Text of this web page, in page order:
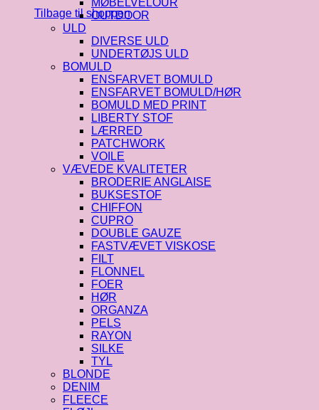
Tilbage til shoppen
MØBELVELOUR
OUTDOOR
ULD
DIVERSE ULD
UNDERTØJS ULD
BOMULD
ENSFARVET BOMULD
ENSFARVET BOMULD/HØR
BOMULD MED PRINT
LIBERTY STOF
LÆRRED
PATCHWORK
VOILE
VÆVEDE KVALITETER
BRODERIE ANGLAISE
BUKSESTOF
CHIFFON
CUPRO
DOUBLE GAUZE
FASTVÆVET VISKOSE
FILT
FLONNEL
FOER
HØR
ORGANZA
PELS
RAYON
SILKE
TYL
BLONDE
DENIM
FLEECE